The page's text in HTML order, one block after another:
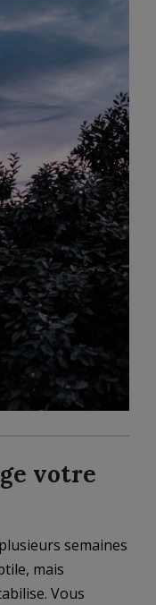
votre
semaines
mais
Vous